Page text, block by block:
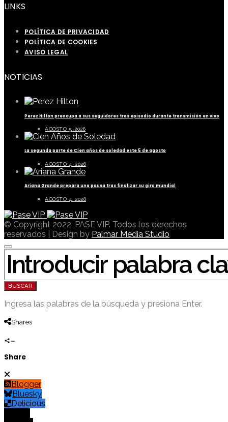
LINKS
POLÍTICA DE PRIVACIDAD
POLÍTICA DE COOKIES
AVISO LEGAL
NOTICIAS
Perez Hilton preocupa a sus seguidores tras episodio durante transmisión en vivo
AGOSTO 5, 2026
La segunda parte de Cien años de soledad este 5 de agosto
AGOSTO 4, 2026
Ariana Grande prepara una pausa tras finalizar su gira mundial
AGOSTO 4, 2026
© Copyright 2022, PASE VIP. Todos los derechos
reservados | Design by Palmar Media Studio
BUSCAR POR:
BUSCAR
Ingresa las palabras de la búsqueda y presiona Enter.
Shares
Share
Blogger
Bluesky
Delicious